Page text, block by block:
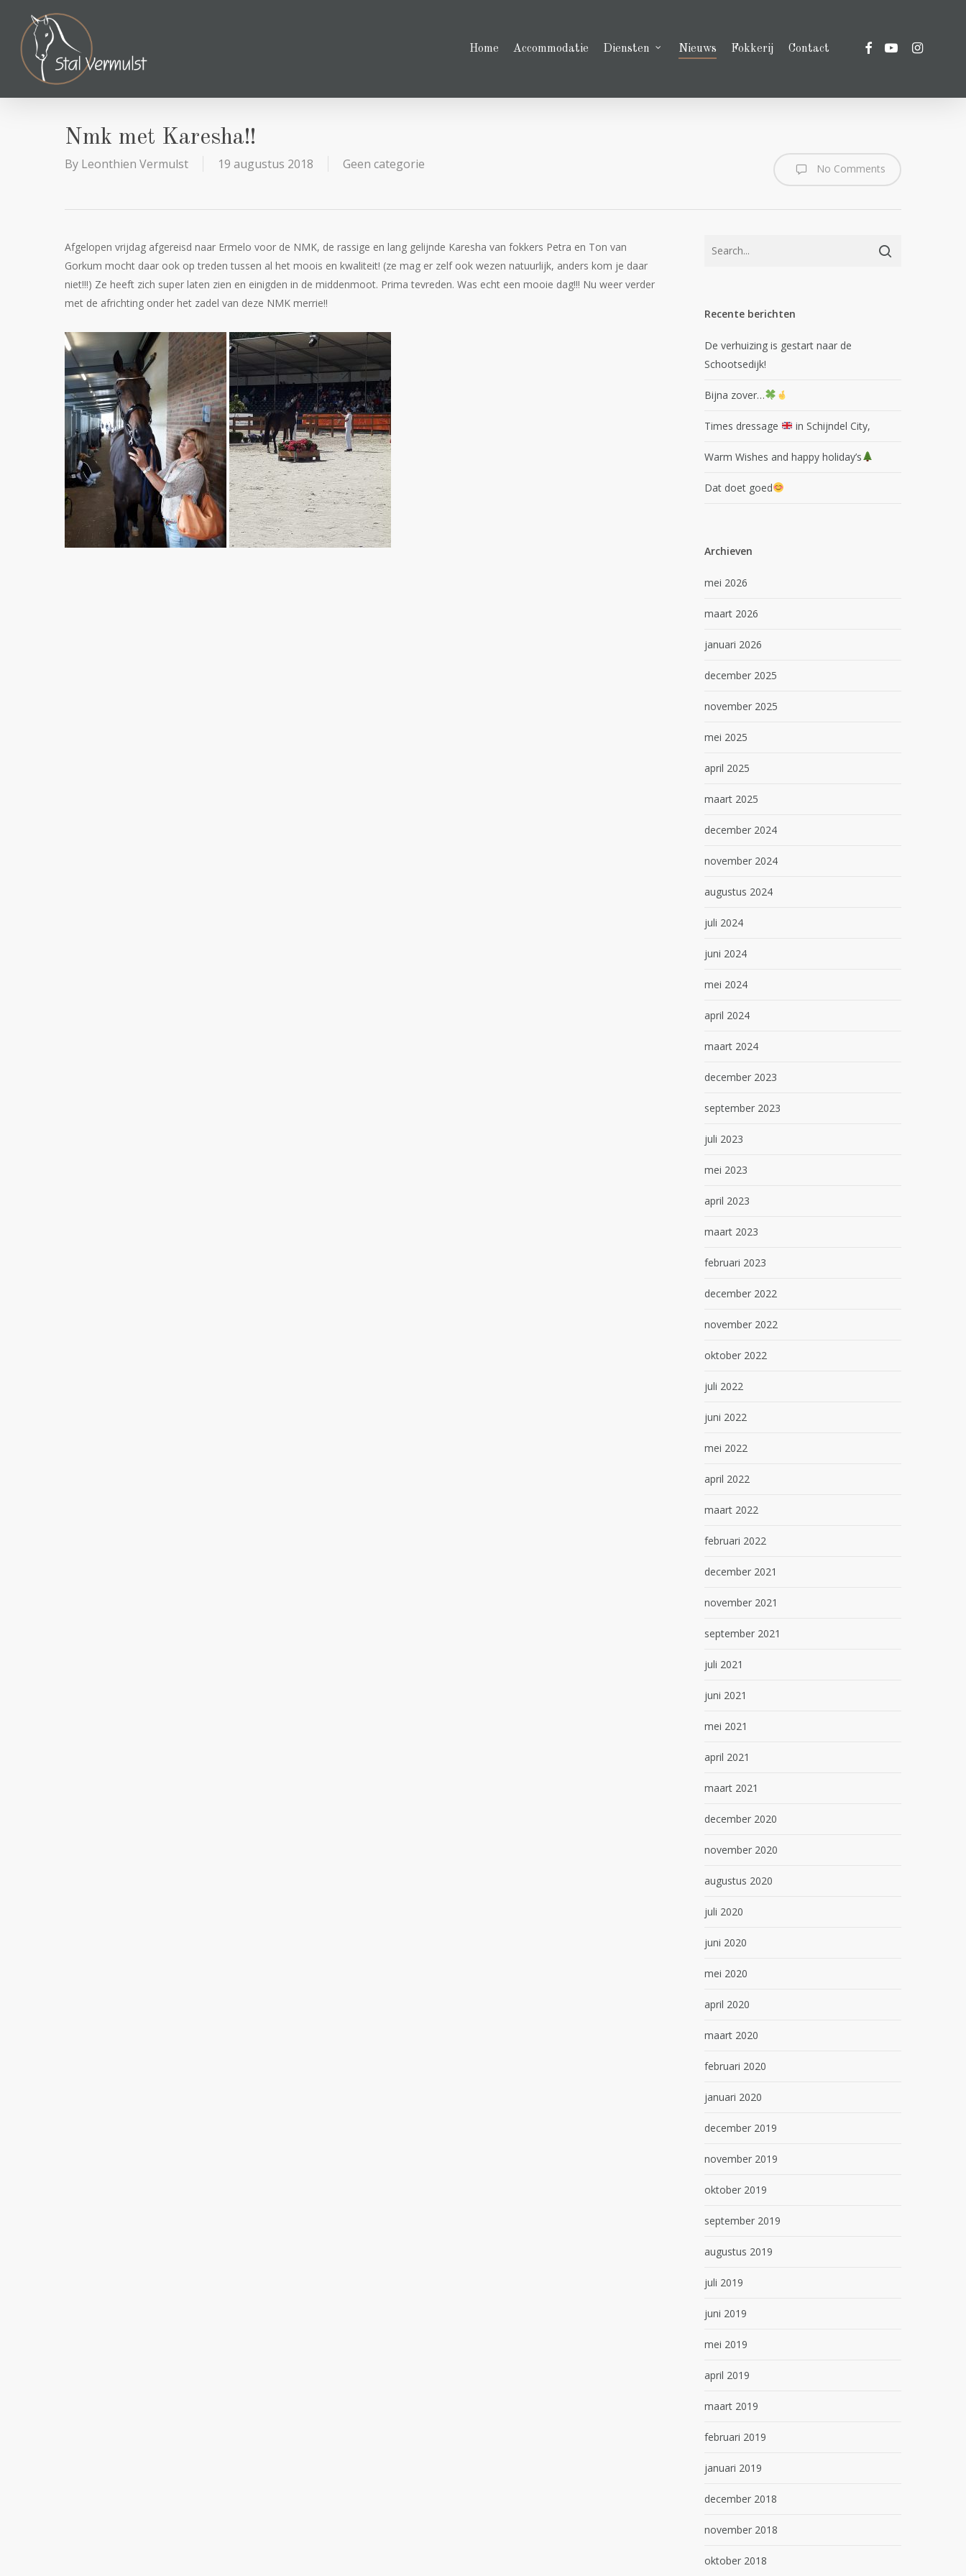
main
content
Home Accommodatie Diensten Nieuws Fokkerij Contact facebookyoutubeinstagram
Nmk met Karesha!!
By Leonthien Vermulst 19 augustus 2018 Geen categorie No Comments
Afgelopen vrijdag afgereisd naar Ermelo voor de NMK, de rassige en lang gelijnde Karesha van fokkers Petra en Ton van
Gorkum mocht daar ook op treden tussen al het moois en kwaliteit! (ze mag er zelf ook wezen natuurlijk, anders kom je daar
niet!!!) Ze heeft zich super laten zien en einigden in de middenmoot. Prima tevreden. Was echt een mooie dag!!! Nu weer verder
met de africhting onder het zadel van deze NMK merrie!!
Recente berichten
De verhuizing is gestart naar de
Schootsedijk!
Bijna zover…
Times dressage in Schijndel City,
Warm Wishes and happy holiday’s
Dat doet goed
Archieven
mei 2026
maart 2026
januari 2026
december 2025
november 2025
mei 2025
april 2025
maart 2025
december 2024
november 2024
augustus 2024
juli 2024
juni 2024
mei 2024
april 2024
maart 2024
december 2023
september 2023
juli 2023
mei 2023
april 2023
maart 2023
februari 2023
december 2022
november 2022
oktober 2022
juli 2022
juni 2022
mei 2022
april 2022
maart 2022
februari 2022
december 2021
november 2021
september 2021
juli 2021
juni 2021
mei 2021
april 2021
maart 2021
december 2020
november 2020
augustus 2020
juli 2020
juni 2020
mei 2020
april 2020
maart 2020
februari 2020
januari 2020
december 2019
november 2019
oktober 2019
september 2019
augustus 2019
juli 2019
juni 2019
mei 2019
april 2019
maart 2019
februari 2019
januari 2019
december 2018
november 2018
oktober 2018